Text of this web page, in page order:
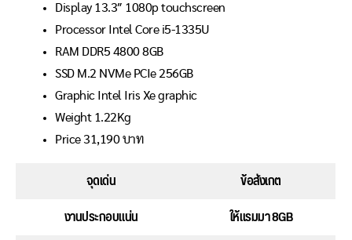
Display 13.3″ 1080p touchscreen
Processor Intel Core i5-1335U
RAM DDR5 4800 8GB
SSD M.2 NVMe PCIe 256GB
Graphic Intel Iris Xe graphic
Weight 1.22Kg
Price 31,190 บาท
จุดเด่น
ข้อสังเกต
งานประกอบแน่น
ให้แรมมา 8GB